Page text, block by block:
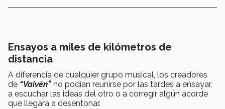
Ensayos a miles de kilómetros de
distancia
A diferencia de cualquier grupo musical, los creadores
de “Vaivén” no podían reunirse por las tardes a ensayar,
a escuchar las ideas del otro o a corregir algún acorde
que llegara a desentonar.